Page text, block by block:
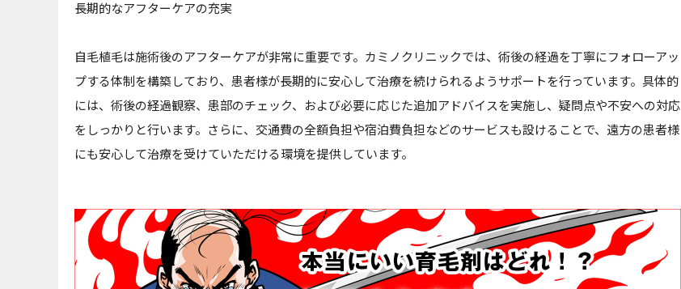
長期的なアフターケアの充実
自毛植毛は施術後のアフターケアが非常に重要です。カミノクリニックでは、術後の経過を丁寧にフォローアッ
プする体制を構築しており、患者様が長期的に安心して治療を続けられるようサポートを行っています。具体的
には、術後の経過観察、患部のチェック、および必要に応じた追加アドバイスを実施し、疑問点や不安への対応
をしっかりと行います。さらに、交通費の全額負担や宿泊費負担などのサービスも設けることで、遠方の患者様
にも安心して治療を受けていただける環境を提供しています。